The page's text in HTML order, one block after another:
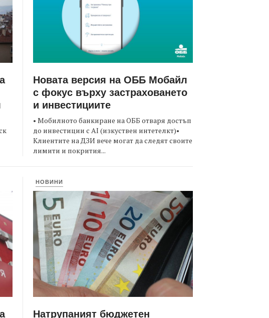
Новата версия на ОББ Мобайл
с фокус върху застраховането
и инвестициите
• Мобилното банкиране на ОББ отваря достъп
до инвестиции с AI (изкуствен интетелкт)•
Клиентите на ДЗИ вече могат да следят своите
лимити и покрития...
НОВИНИ
Натрупаният бюджетен